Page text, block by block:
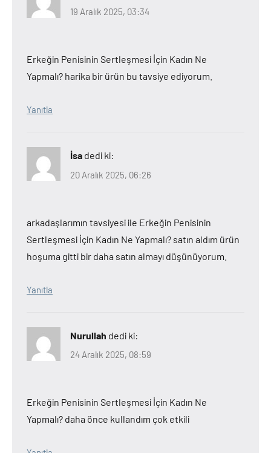
19 Aralık 2025, 03:34
Erkeğin Penisinin Sertleşmesi İçin Kadın Ne
Yapmalı? harika bir ürün bu tavsiye ediyorum.
Yanıtla
İsa dedi ki:
20 Aralık 2025, 06:26
arkadaşlarımın tavsiyesi ile Erkeğin Penisinin
Sertleşmesi İçin Kadın Ne Yapmalı? satın aldım ürün
hoşuma gitti bir daha satın almayı düşünüyorum.
Yanıtla
Nurullah dedi ki:
24 Aralık 2025, 08:59
Erkeğin Penisinin Sertleşmesi İçin Kadın Ne
Yapmalı? daha önce kullandım çok etkili